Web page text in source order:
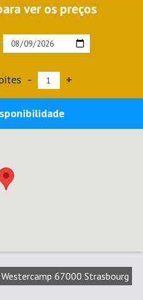
ver os preços
- +
67000 Strasbourg